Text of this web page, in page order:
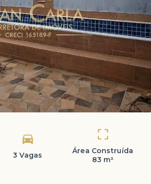
3 Vagas
Área Construída
83 m²